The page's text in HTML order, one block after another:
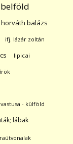
horváth balázs
ifj. lázár zoltán
lipicai
- külföld
lábak